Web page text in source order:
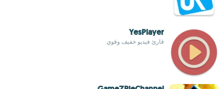
YesPlayer
قارئ فيديو خفيف وقوي